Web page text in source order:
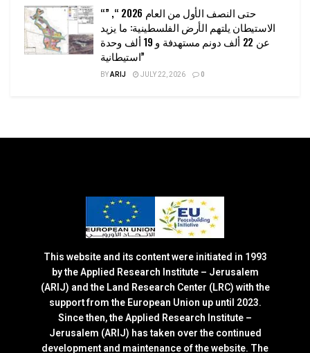
“حتى النصف الأول من العام 2026 “, ”
الاستيطان يلتهم الأرض الفلسطينية: ما يزيد
عن 22 ألف دونم مستهدفة و 19 ألف وحدة
استيطانية”
BYARIJ JULY 22, 2026 0
This website and its content were initiated in 1993
by the Applied Research Institute – Jerusalem
(ARIJ) and the Land Research Center (LRC) with the
support from the European Union up until 2023.
Since then, the Applied Research Institute –
Jerusalem (ARIJ) has taken over the continued
development and maintenance of the website. The